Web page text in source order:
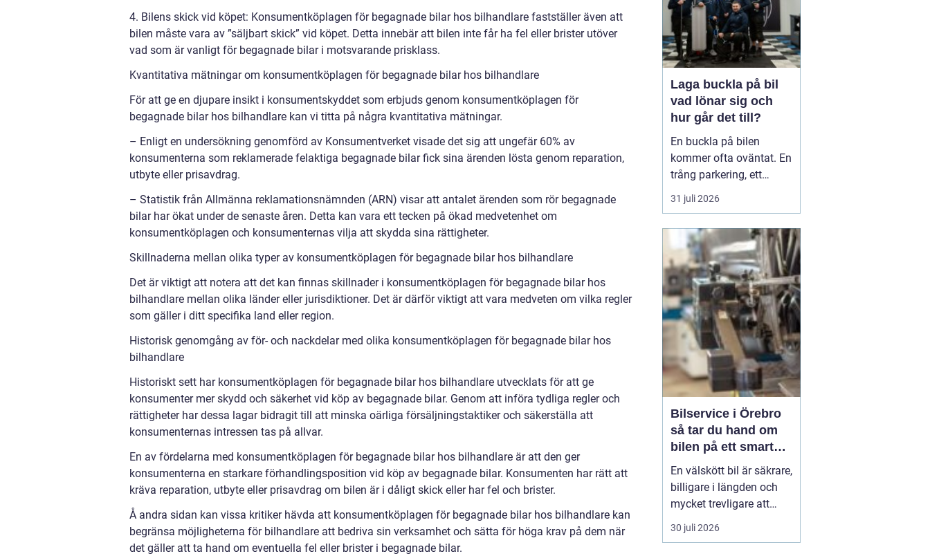
4. Bilens skick vid köpet: Konsumentköplagen för begagnade bilar hos bilhandlare fastställer även att
bilen måste vara av ”säljbart skick” vid köpet. Detta innebär att bilen inte får ha fel eller brister utöver
vad som är vanligt för begagnade bilar i motsvarande prisklass.
Kvantitativa mätningar om konsumentköplagen för begagnade bilar hos bilhandlare
För att ge en djupare insikt i konsumentskyddet som erbjuds genom konsumentköplagen för
begagnade bilar hos bilhandlare kan vi titta på några kvantitativa mätningar.
– Enligt en undersökning genomförd av Konsumentverket visade det sig att ungefär 60% av
konsumenterna som reklamerade felaktiga begagnade bilar fick sina ärenden lösta genom reparation,
utbyte eller prisavdrag.
– Statistik från Allmänna reklamationsnämnden (ARN) visar att antalet ärenden som rör begagnade
bilar har ökat under de senaste åren. Detta kan vara ett tecken på ökad medvetenhet om
konsumentköplagen och konsumenternas vilja att skydda sina rättigheter.
Skillnaderna mellan olika typer av konsumentköplagen för begagnade bilar hos bilhandlare
Det är viktigt att notera att det kan finnas skillnader i konsumentköplagen för begagnade bilar hos
bilhandlare mellan olika länder eller jurisdiktioner. Det är därför viktigt att vara medveten om vilka regler
som gäller i ditt specifika land eller region.
Historisk genomgång av för- och nackdelar med olika konsumentköplagen för begagnade bilar hos
bilhandlare
Historiskt sett har konsumentköplagen för begagnade bilar hos bilhandlare utvecklats för att ge
konsumenter mer skydd och säkerhet vid köp av begagnade bilar. Genom att införa tydliga regler och
rättigheter har dessa lagar bidragit till att minska oärliga försäljningstaktiker och säkerställa att
konsumenternas intressen tas på allvar.
En av fördelarna med konsumentköplagen för begagnade bilar hos bilhandlare är att den ger
konsumenterna en starkare förhandlingsposition vid köp av begagnade bilar. Konsumenten har rätt att
kräva reparation, utbyte eller prisavdrag om bilen är i dåligt skick eller har fel och brister.
Å andra sidan kan vissa kritiker hävda att konsumentköplagen för begagnade bilar hos bilhandlare kan
begränsa möjligheterna för bilhandlare att bedriva sin verksamhet och sätta för höga krav på dem när
det gäller att ta hand om eventuella fel eller brister i begagnade bilar.
Laga buckla på bil
vad lönar sig och
hur går det till?
En buckla på bilen
kommer ofta oväntat. En
trång parkering, ett
dörruppslag utanför
mataffären eller ett
Många blir osäkra direkt:
ska man anmäla till
försäkringen, åka till en
plåtverkstad eller går det
att fixa snabbt och smi...
31 juli 2026
Bilservice i Örebro
så tar du hand om
bilen på ett smart
sätt
En välskött bil är säkrare,
billigare i längden och
mycket trevligare att
köra. Trots det väntar
många bilägare i Örebro
30 juli 2026